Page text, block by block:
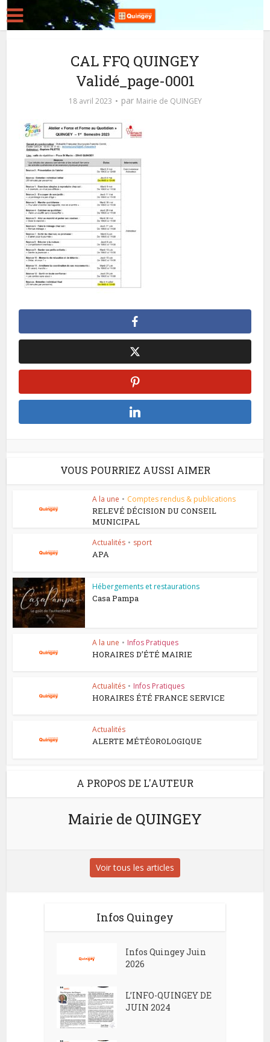
CAL FFQ QUINGEY
Validé_page-0001
18 avril 2023 par Mairie de QUINGEY
VOUS POURRIEZ AUSSI AIMER
A la une • Comptes rendus & publications
RELEVÉ DÉCISION DU CONSEIL
MUNICIPAL
Actualités • sport
APA
Hébergements et restaurations
Casa Pampa
A la une • Infos Pratiques
HORAIRES D’ÉTÉ MAIRIE
Actualités • Infos Pratiques
HORAIRES ÉTÉ FRANCE SERVICE
Actualités
ALERTE MÉTÉOROLOGIQUE
A PROPOS DE L'AUTEUR
Mairie de QUINGEY
Voir tous les articles
Infos Quingey
Infos Quingey Juin
2026
L’INFO-QUINGEY DE
JUIN 2024